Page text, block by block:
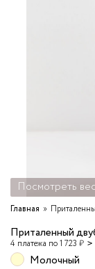
Посмотреть
Главная
Приталенный
4 платежа по 1 723 ₽
Молочный